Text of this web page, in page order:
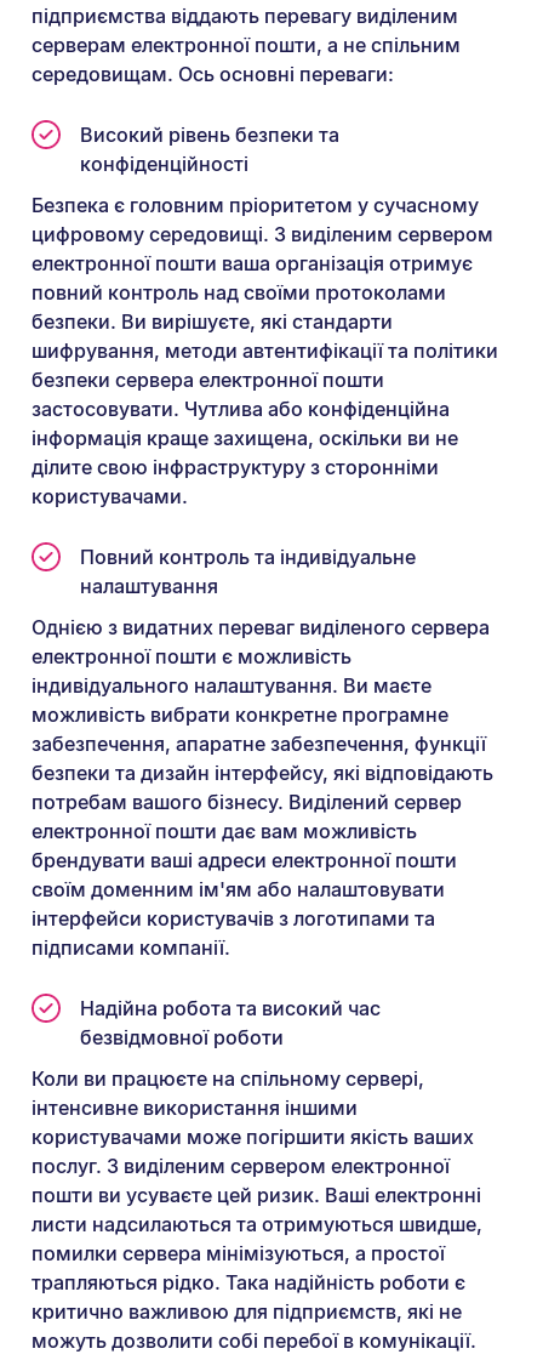
підприємства віддають перевагу виділеним
серверам електронної пошти, а не спільним
середовищам. Ось основні переваги:
Високий рівень безпеки та
конфіденційності
Безпека є головним пріоритетом у сучасному
цифровому середовищі. З виділеним сервером
електронної пошти ваша організація отримує
повний контроль над своїми протоколами
безпеки. Ви вирішуєте, які стандарти
шифрування, методи автентифікації та політики
безпеки сервера електронної пошти
застосовувати. Чутлива або конфіденційна
інформація краще захищена, оскільки ви не
ділите свою інфраструктуру з сторонніми
користувачами.
Повний контроль та індивідуальне
налаштування
Однією з видатних переваг виділеного сервера
електронної пошти є можливість
індивідуального налаштування. Ви маєте
можливість вибрати конкретне програмне
забезпечення, апаратне забезпечення, функції
безпеки та дизайн інтерфейсу, які відповідають
потребам вашого бізнесу. Виділений сервер
електронної пошти дає вам можливість
брендувати ваші адреси електронної пошти
своїм доменним ім'ям або налаштовувати
інтерфейси користувачів з логотипами та
підписами компанії.
Надійна робота та високий час
безвідмовної роботи
Коли ви працюєте на спільному сервері,
інтенсивне використання іншими
користувачами може погіршити якість ваших
послуг. З виділеним сервером електронної
пошти ви усуваєте цей ризик. Ваші електронні
листи надсилаються та отримуються швидше,
помилки сервера мінімізуються, а простої
трапляються рідко. Така надійність роботи є
критично важливою для підприємств, які не
можуть дозволити собі перебої в комунікації.